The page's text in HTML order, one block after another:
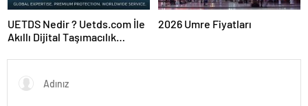
UETDS Nedir ? Uetds.com İle
Akıllı Dijital Taşımacılık
2026 Umre Fiyatları